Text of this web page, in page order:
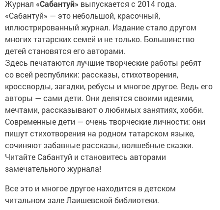
Журнал «Сабантуй» выпускается с 2014 года.
«Сабантуй» — это небольшой, красочный,
иллюстрированный журнал. Издание стало другом
многих татарских семей и не только. Большинство
детей становятся его авторами.
Здесь печатаются лучшие творческие работы ребят
со всей республики: рассказы, стихотворения,
кроссворды, загадки, ребусы и многое другое. Ведь его
авторы — сами дети. Они делятся своими идеями,
мечтами, рассказывают о любимых занятиях, хобби.
Современные дети — очень творческие личности: они
пишут стихотворения на родном татарском языке,
сочиняют забавные рассказы, волшебные сказки.
Читайте Сабантуй и становитесь авторами
замечательного журнала!
Все это и многое другое находится в детском
читальном зале Лаишевской библиотеки.